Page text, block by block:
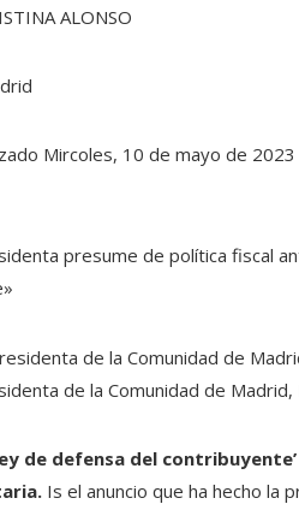
ALONSO
Mircoles, 10 de mayo de 2023
presume de política fiscal
de la Comunidad de Madrid,
de defensa del
Is el anuncio que ha hecho la